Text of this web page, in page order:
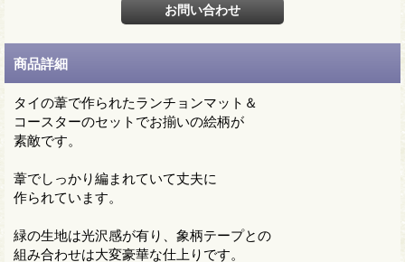
商品詳細
タイの葦で作られたランチョンマット＆
コースターのセットでお揃いの絵柄が
素敵です。
葦でしっかり編まれていて丈夫に
作られています。
緑の生地は光沢感が有り、象柄テープとの
組み合わせは大変豪華な仕上りです。